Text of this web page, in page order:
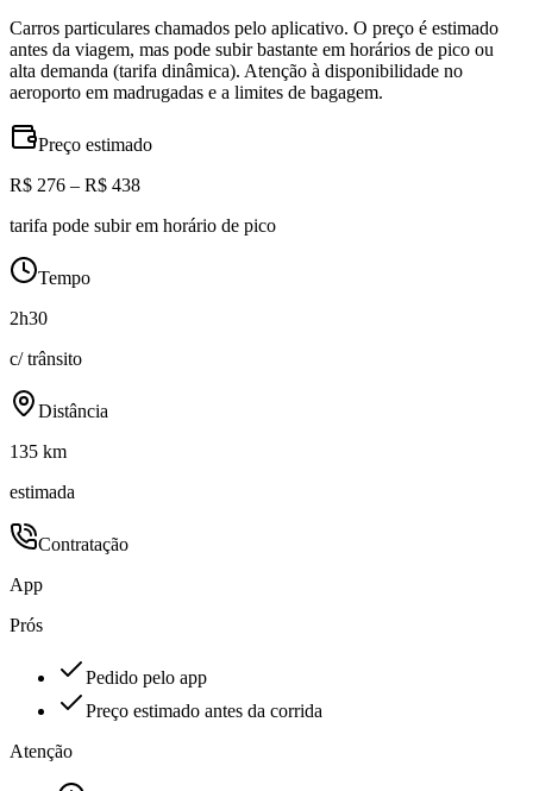
Carros particulares chamados pelo aplicativo. O preço é estimado
antes da viagem, mas pode subir bastante em horários de pico ou
alta demanda (tarifa dinâmica). Atenção à disponibilidade no
aeroporto em madrugadas e a limites de bagagem.
Preço estimado
R$ 276 – R$ 438
tarifa pode subir em horário de pico
Tempo
2h30
c/ trânsito
Distância
135 km
estimada
Contratação
App
Prós
Pedido pelo app
Preço estimado antes da corrida
Atenção